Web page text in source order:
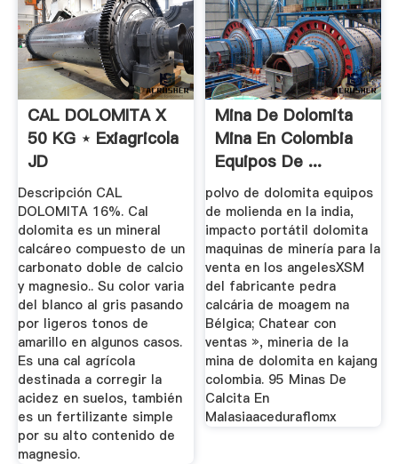
CAL DOLOMITA X
50 KG ⋆ Exiagricola
JD
Descripción CAL
DOLOMITA 16%. Cal
dolomita es un mineral
calcáreo compuesto de un
carbonato doble de calcio
y magnesio.. Su color varia
del blanco al gris pasando
por ligeros tonos de
amarillo en algunos casos.
Es una cal agrícola
destinada a corregir la
acidez en suelos, también
es un fertilizante simple
por su alto contenido de
magnesio.
Mina De Dolomita
Mina En Colombia
Equipos De ...
polvo de dolomita equipos
de molienda en la india,
impacto portátil dolomita
maquinas de minería para la
venta en los angelesXSM
del fabricante pedra
calcária de moagem na
Bélgica; Chatear con
ventas », mineria de la
mina de dolomita en kajang
colombia. 95 Minas De
Calcita En
Malasiaaceduraflomx